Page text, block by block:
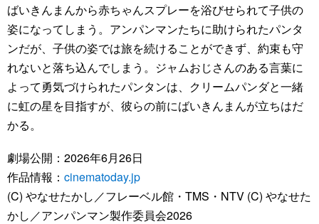
ばいきんまんから赤ちゃんスプレーを浴びせられて子供の
姿になってしまう。アンパンマンたちに助けられたパンタ
ンだが、子供の姿では旅を続けることができず、約束も守
れないと落ち込んでしまう。ジャムおじさんのある言葉に
よって勇気づけられたパンタンは、クリームパンダと一緒
に虹の星を目指すが、彼らの前にばいきんまんが立ちはだ
かる。
劇場公開：2026年6月26日
作品情報： cinematoday.jp
(C) やなせたかし／フレーベル館・TMS・NTV (C) やなせた
かし／アンパンマン製作委員会2026